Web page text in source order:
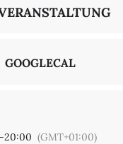
zu.
GOOGLECAL
-20:00 (GMT+01:00)